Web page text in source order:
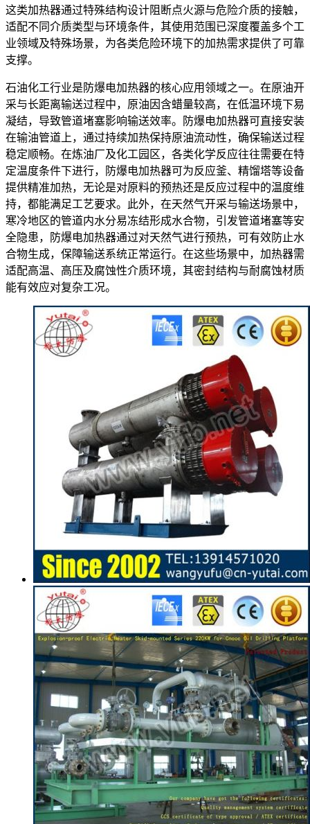
这类加热器通过特殊结构设计阻断点火源与危险介质的接触，
适配不同介质类型与环境条件，其使用范围已深度覆盖多个工
业领域及特殊场景，为各类危险环境下的加热需求提供了可靠
支撑。
石油化工行业是防爆电加热器的核心应用领域之一。在原油开
采与长距离输送过程中，原油因含蜡量较高，在低温环境下易
凝结，导致管道堵塞影响输送效率。防爆电加热器可直接安装
在输油管道上，通过持续加热保持原油流动性，确保输送过程
稳定顺畅。在炼油厂及化工园区，各类化学反应往往需要在特
定温度条件下进行，防爆电加热器可为反应釜、精馏塔等设备
提供精准加热，无论是对原料的预热还是反应过程中的温度维
持，都能满足工艺要求。此外，在天然气开采与输送场景中，
寒冷地区的管道内水分易冻结形成水合物，引发管道堵塞等安
全隐患，防爆电加热器通过对天然气进行预热，可有效防止水
合物生成，保障输送系统正常运行。在这些场景中，加热器需
适配高温、高压及腐蚀性介质环境，其密封结构与耐腐蚀材质
能有效应对复杂工况。